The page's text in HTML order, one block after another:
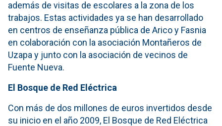
además de visitas de escolares a la zona de los
trabajos. Estas actividades ya se han desarrollado
en centros de enseñanza pública de Arico y Fasnia
en colaboración con la asociación Montañeros de
Uzapa y junto con la asociación de vecinos de
Fuente Nueva.
El Bosque de Red Eléctrica
Con más de dos millones de euros invertidos desde
su inicio en el año 2009, El Bosque de Red Eléctrica